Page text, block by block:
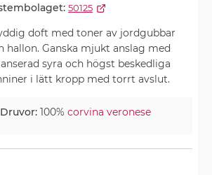
50125
doft med toner av jordgubbar
hallon. Ganska mjukt anslag med
syra och högst beskedliga
i lätt kropp med torrt avslut.
Druvor: 100%corvina veronese